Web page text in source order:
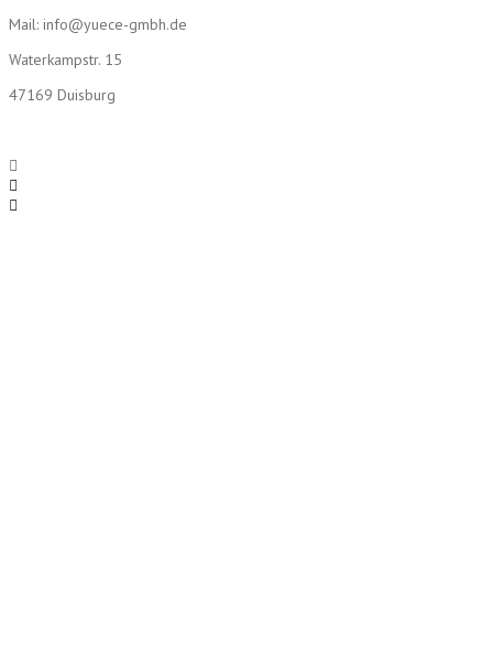
Mail: info@yuece-gmbh.de
Waterkampstr. 15
47169 Duisburg